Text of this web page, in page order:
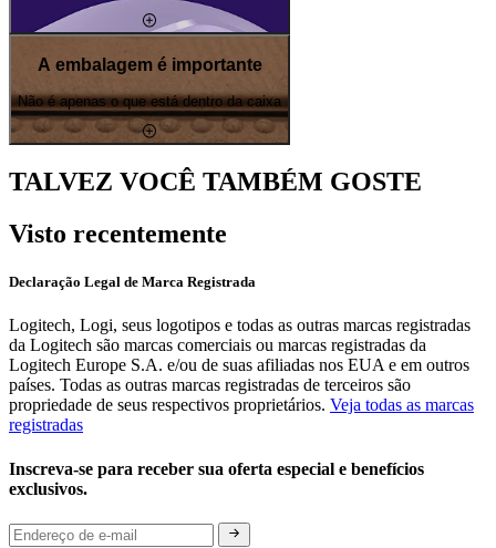
A embalagem é importante
Não é apenas o que está dentro da caixa
TALVEZ VOCÊ TAMBÉM GOSTE
Visto recentemente
Declaração Legal de Marca Registrada
Logitech, Logi, seus logotipos e todas as outras marcas registradas
da Logitech são marcas comerciais ou marcas registradas da
Logitech Europe S.A. e/ou de suas afiliadas nos EUA e em outros
países. Todas as outras marcas registradas de terceiros são
propriedade de seus respectivos proprietários. Veja todas as marcas
registradas
Inscreva-se para receber sua oferta especial e benefícios
exclusivos.